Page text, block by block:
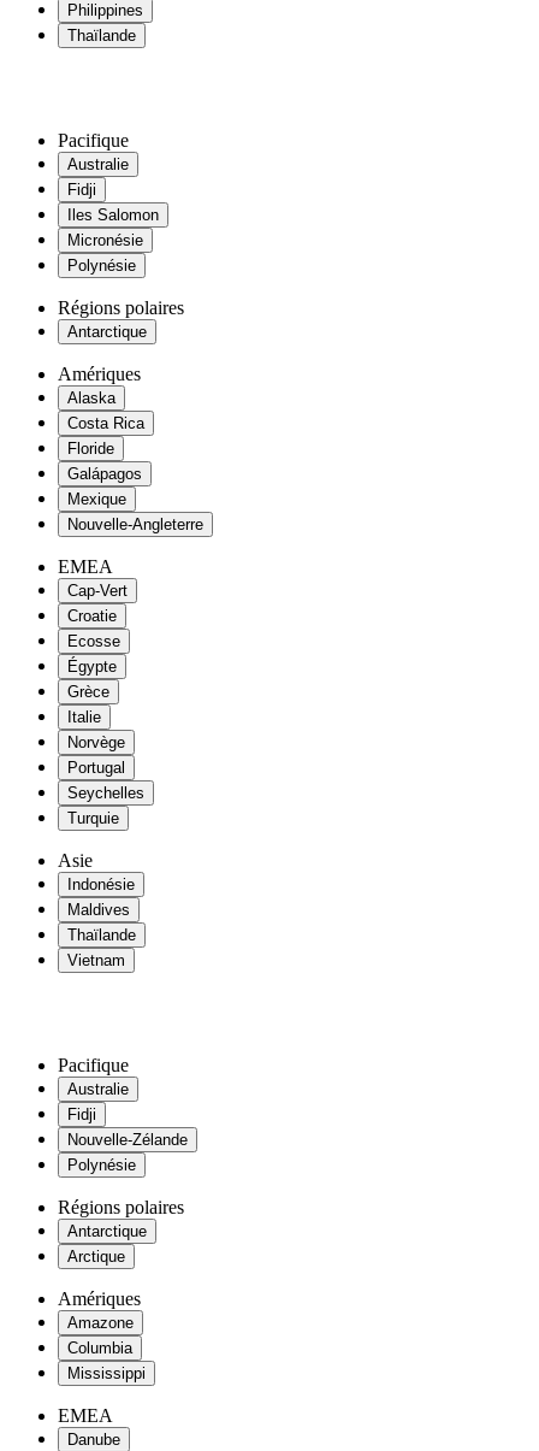
Philippines
Thaïlande
Pacifique
Australie
Fidji
Iles Salomon
Micronésie
Polynésie
Régions polaires
Antarctique
Amériques
Alaska
Costa Rica
Floride
Galápagos
Mexique
Nouvelle-Angleterre
EMEA
Cap-Vert
Croatie
Ecosse
Égypte
Grèce
Italie
Norvège
Portugal
Seychelles
Turquie
Asie
Indonésie
Maldives
Thaïlande
Vietnam
Pacifique
Australie
Fidji
Nouvelle-Zélande
Polynésie
Régions polaires
Antarctique
Arctique
Amériques
Amazone
Columbia
Mississippi
EMEA
Danube